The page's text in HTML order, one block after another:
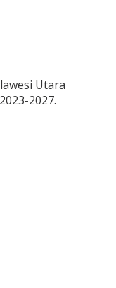
Utara
2027.